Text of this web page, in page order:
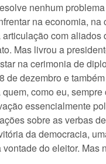
nenhum
na economia, na
com aliados
Mas livrou a
na cerimonia de
de dezembro e
como eu,
essencialmente
sobre as verbas
da democracia,
do eleitor. Mas